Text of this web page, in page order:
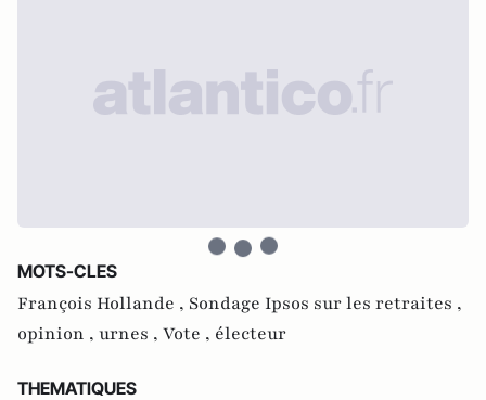
MOTS-CLES
François Hollande , Sondage Ipsos sur les retraites ,
opinion , urnes , Vote , électeur
THEMATIQUES